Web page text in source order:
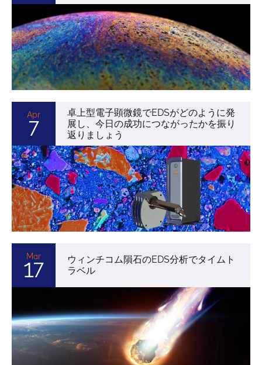
Apr
7
卓上型電子顕微鏡でEDSがどのように発
展し、今日の成功につながったかを振り
返りましょう
Mar
17
ウィンチコム隕石のEDS分析でタイムト
ラベル